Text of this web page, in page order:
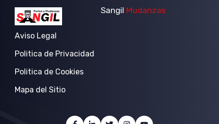
Sangil Mudanzas
Aviso Legal
Politica de Privacidad
Politica de Cookies
Mapa del Sitio